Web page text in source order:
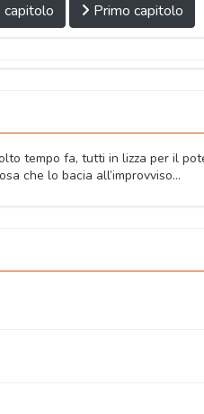
Primo capitolo
tempo fa, tutti in lizza per il
che lo bacia all’improvviso...